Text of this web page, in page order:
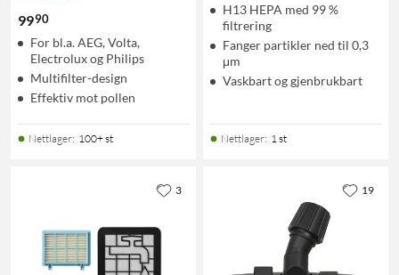
9990
For bl.a. AEG, Volta,
Electrolux og Philips
Multifilter-design
Effektiv mot pollen
Nettlager: 100+ st
H13 HEPA med 99 %
filtrering
Fanger partikler ned til 0,3
μm
Vaskbart og gjenbrukbart
Nettlager: 1 st
3 19